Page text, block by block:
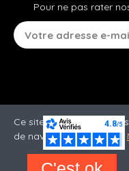
Pour ne pas rater
Ce site utilise des
de navigation optimale.